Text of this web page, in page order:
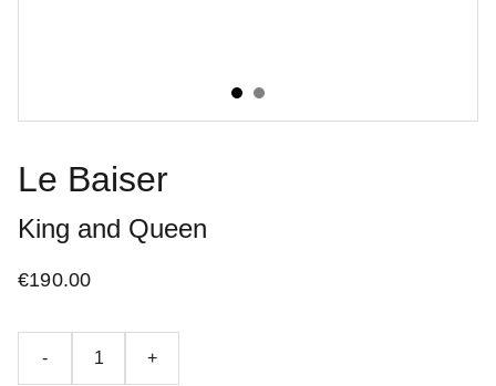
Le Baiser
King and Queen
€190.00
- +